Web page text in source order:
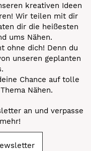
kreativen Ideen
Wir teilen mit dir
dir die heißesten
ums Nähen.
ohne dich! Denn du
unseren geplanten
Chance auf tolle
Nähen.
an und verpasse